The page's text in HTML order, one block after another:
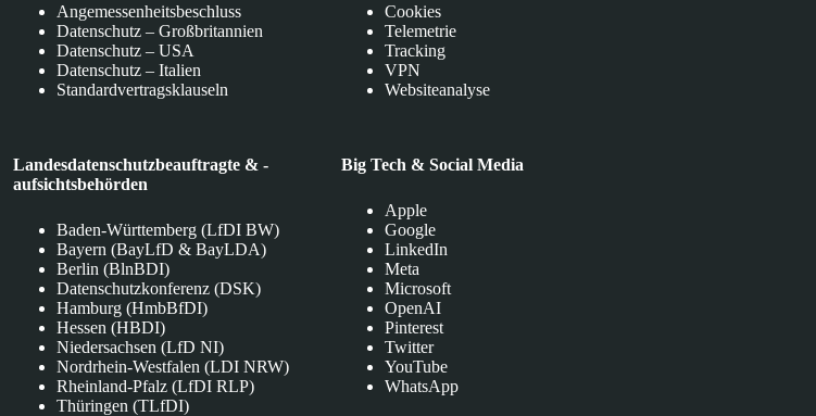
Angemessenheitsbeschluss
Datenschutz – Großbritannien
Datenschutz – USA
Datenschutz – Italien
Standardvertragsklauseln
Landesdatenschutzbeauftragte & -
aufsichtsbehörden
Baden-Württemberg (LfDI BW)
Bayern (BayLfD & BayLDA)
Berlin (BlnBDI)
Datenschutzkonferenz (DSK)
Hamburg (HmbBfDI)
Hessen (HBDI)
Niedersachsen (LfD NI)
Nordrhein-Westfalen (LDI NRW)
Rheinland-Pfalz (LfDI RLP)
Thüringen (TLfDI)
Cookies
Telemetrie
Tracking
VPN
Websiteanalyse
Big Tech & Social Media
Apple
Google
LinkedIn
Meta
Microsoft
OpenAI
Pinterest
Twitter
YouTube
WhatsApp